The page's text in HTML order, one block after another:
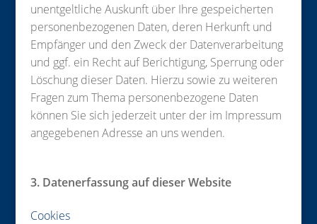
unentgeltliche Auskunft über Ihre gespeicherten
personenbezogenen Daten, deren Herkunft und
Empfänger und den Zweck der Datenverarbeitung
und ggf. ein Recht auf Berichtigung, Sperrung oder
Löschung dieser Daten. Hierzu sowie zu weiteren
Fragen zum Thema personenbezogene Daten
können Sie sich jederzeit unter der im Impressum
angegebenen Adresse an uns wenden.
3. Datenerfassung auf dieser Website
Cookies